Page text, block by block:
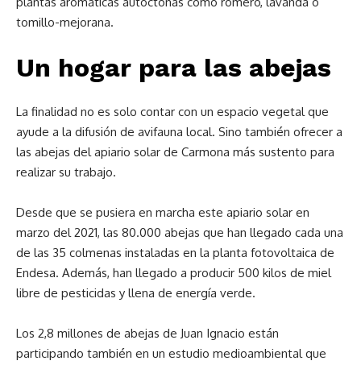
tomillo-mejorana.
Un hogar para las abejas
La finalidad no es solo contar con un espacio vegetal que
ayude a la difusión de avifauna local. Sino también ofrecer a
las abejas del apiario solar de Carmona más sustento para
realizar su trabajo.
Desde que se pusiera en marcha este apiario solar en
marzo del 2021, las 80.000 abejas que han llegado cada una
de las 35 colmenas instaladas en la planta fotovoltaica de
Endesa. Además, han llegado a producir 500 kilos de miel
libre de pesticidas y llena de energía verde.
Los 2,8 millones de abejas de Juan Ignacio están
participando también en un estudio medioambiental que